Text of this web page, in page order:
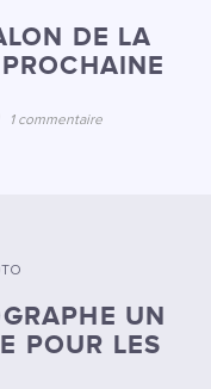
DE LA
1 commentaire
UN
POUR LES